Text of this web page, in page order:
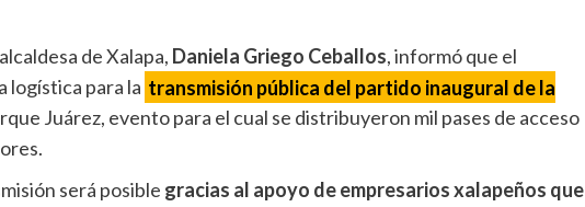
de Xalapa, Daniela Griego Ceballos, informó que el
logística para la transmisión pública del partido inaugural de la
Juárez, evento para el cual se distribuyeron mil pases de acceso
será posible gracias al apoyo de empresarios xalapeños que